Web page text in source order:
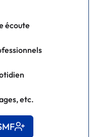
écoute
etc.